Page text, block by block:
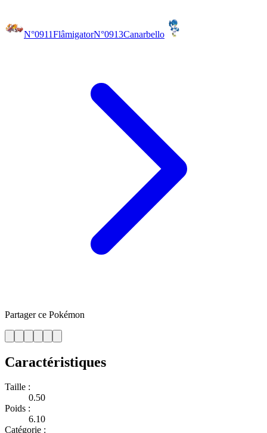
N°0911FlâmigatorN°0913Canarbello
Partager ce Pokémon
Caractéristiques
Taille :
0.50
Poids :
6.10
Catégorie :